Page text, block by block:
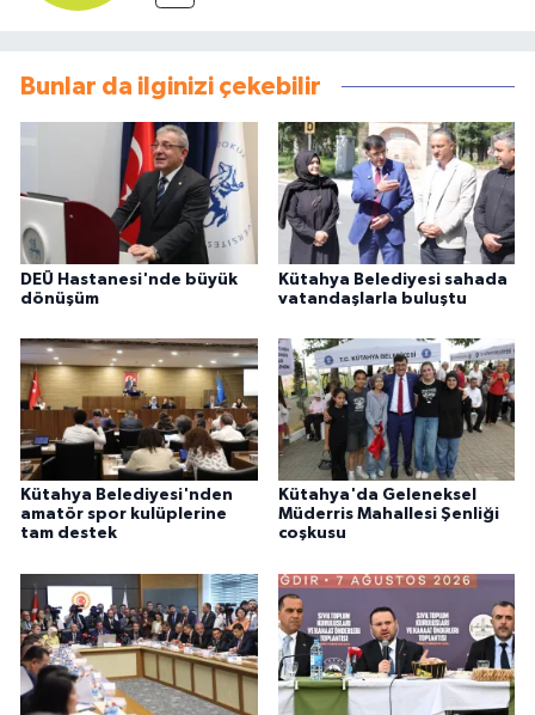
Bunlar da ilginizi çekebilir
DEÜ Hastanesi'nde büyük
dönüşüm
Kütahya Belediyesi sahada
vatandaşlarla buluştu
Kütahya Belediyesi'nden
amatör spor kulüplerine
tam destek
Kütahya'da Geleneksel
Müderris Mahallesi Şenliği
coşkusu